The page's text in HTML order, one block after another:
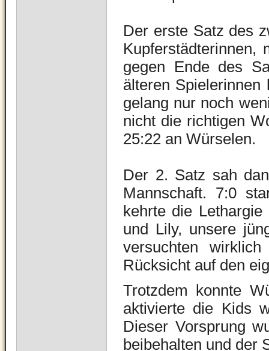
Der erste Satz des
Kupferstädterinnen,
gegen Ende des
älteren
gelang nur noch
nicht die richtigen
25:22 an Würselen.
Der 2. Satz sah
Mannschaft. 7:0
kehrte die
und Lily, unsere
versuchten
Rücksicht auf den
Trotzdem konnte
aktivierte die Kids
Dieser Vorsprung
beibehalten und der